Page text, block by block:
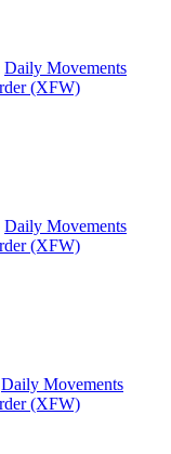
Daily Movements
(XFW)
Daily Movements
(XFW)
Daily Movements
(XFW)